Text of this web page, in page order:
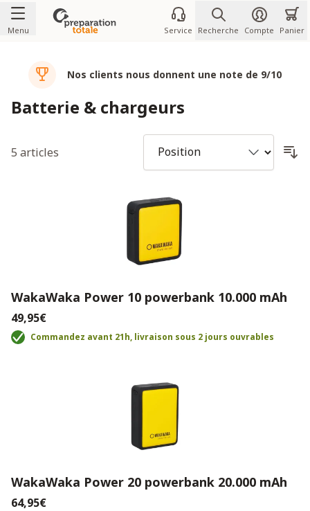
Allez au contenu
Menu Service Recherche Compte Panier
Nos clients nous donnent une note de 9/10
Batterie & chargeurs
5 articles
WakaWaka Power 10 powerbank 10.000 mAh
49,95€
Commandez avant 21h, livraison sous 2 jours ouvrables
WakaWaka Power 20 powerbank 20.000 mAh
64,95€